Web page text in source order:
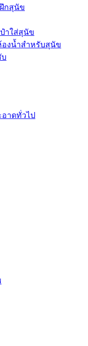
กสุนัข
าใส่สุนัข
งน้ำสำหรับสุนัข
าดทั่วไป